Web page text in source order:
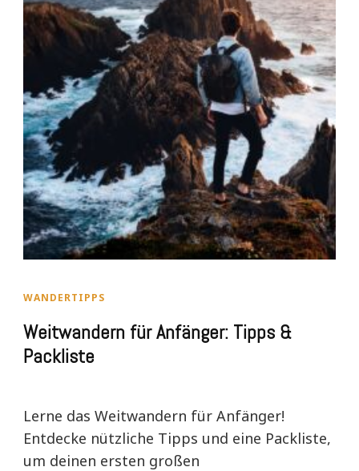
WANDERTIPPS
Weitwandern für Anfänger: Tipps &
Packliste
Lerne das Weitwandern für Anfänger!
Entdecke nützliche Tipps und eine Packliste,
um deinen ersten großen